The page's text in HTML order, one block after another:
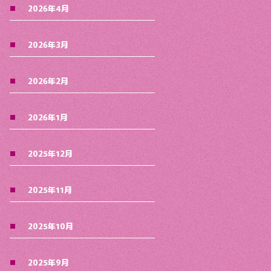
2026年4月
2026年3月
2026年2月
2026年1月
2025年12月
2025年11月
2025年10月
2025年9月